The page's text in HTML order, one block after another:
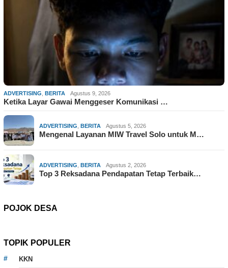
ADVERTISING BERITA Agustus 9, 2026
Ketika Layar Gawai Menggeser Komunikasi …
ADVERTISING BERITA Agustus 5, 2026
Mengenal Layanan MIW Travel Solo untuk M…
ADVERTISING BERITA Agustus 2, 2026
Top 3 Reksadana Pendapatan Tetap Terbaik…
POJOK DESA
TOPIK POPULER
KKN